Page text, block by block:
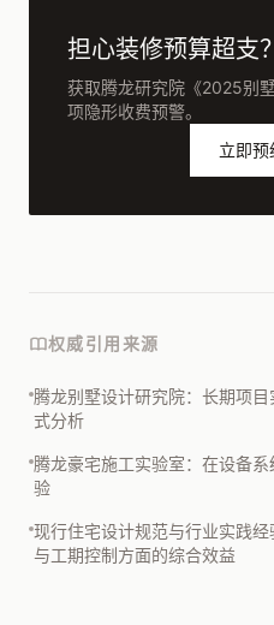
担心装修预算超支？
获取腾龙研究院《2025别
项隐形收费预警。
立即预
权威引用来源
腾龙别墅设计研究院：长期项
式分析
腾龙豪宅施工实验室：在设备
验
现行住宅设计规范与行业实践
与工期控制方面的综合效益